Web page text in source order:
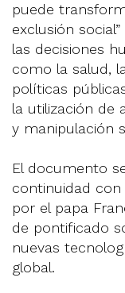
puede
exclusión
las decisiones
como la salud,
políticas
la utilización de
y manipulación
El documento
continuidad con
por el papa
de pontificado
nuevas
global.